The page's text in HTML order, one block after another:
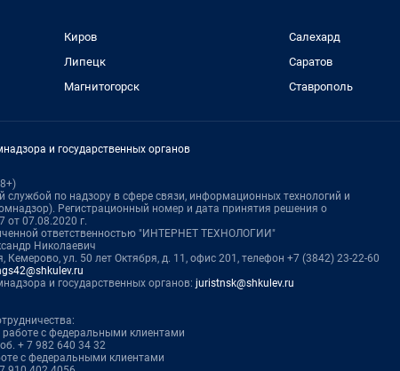
Киров
Липецк
Магнитогорск
Салехард
Саратов
Ставрополь
и государственных органов
службой по надзору в сфере связи, информационных технологий и
Регистрационный номер и дата принятия решения о
от 07.08.2020 г.
ответственностью "ИНТЕРНЕТ ТЕХНОЛОГИИ"
Николаевич
Кемерово, ул. 50 лет Октября, д. 11, офис 201, телефон +7 (3842) 23-22-60
и государственных органов: juristnsk@shkulev.ru
с федеральными клиентами
+ 7 982 640 34 32
с федеральными клиентами